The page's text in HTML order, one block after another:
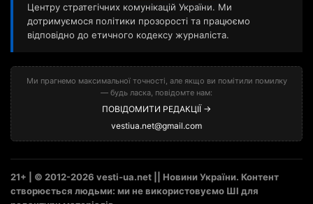
Центру стратегічних комунікацій України. Ми
дотримуємося політики прозорості та працюємо
відповідно до етичного кодексу журналіста.
Ми прагнемо максимальної точності, але якщо ви помітили помилку
— будь ласка, повідомте нам:
ПОВІДОМИТИ РЕДАКЦІЇ →
vestiua.net@gmail.com
21+ | © 2012-2026 vesti-ua.net || Новини України. Контент
створюється людьми: ми не використовуємо ШІ для